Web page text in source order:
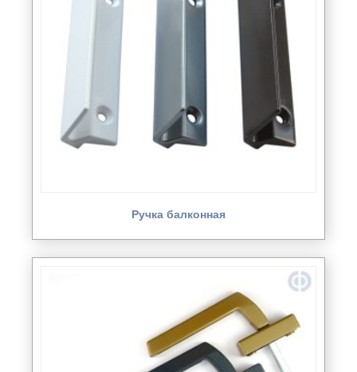
Ручка балконная